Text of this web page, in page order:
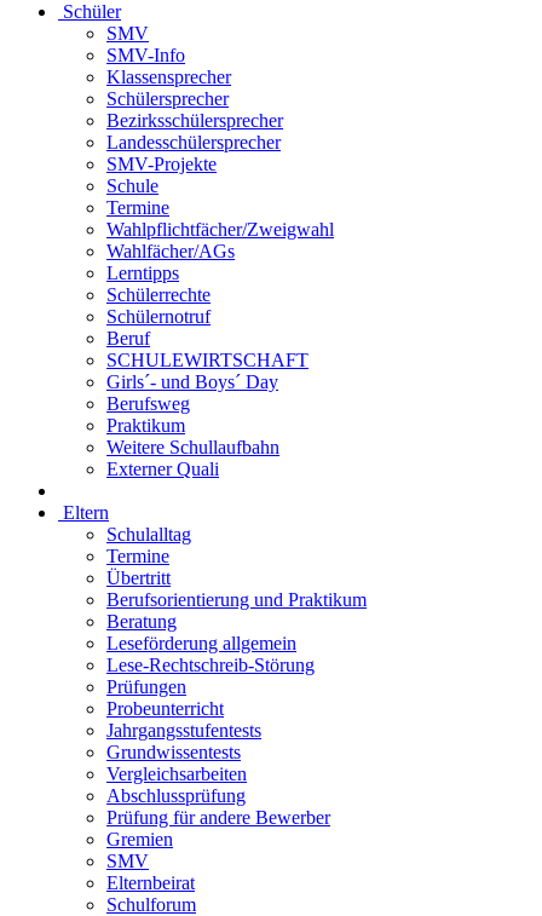
Schüler
SMV
SMV-Info
Klassensprecher
Schülersprecher
Bezirksschülersprecher
Landesschülersprecher
SMV-Projekte
Schule
Termine
Wahlpflichtfächer/Zweigwahl
Wahlfächer/AGs
Lerntipps
Schülerrechte
Schülernotruf
Beruf
SCHULEWIRTSCHAFT
Girls´- und Boys´ Day
Berufsweg
Praktikum
Weitere Schullaufbahn
Externer Quali
Eltern
Schulalltag
Termine
Übertritt
Berufsorientierung und Praktikum
Beratung
Leseförderung allgemein
Lese-Rechtschreib-Störung
Prüfungen
Probeunterricht
Jahrgangsstufentests
Grundwissentests
Vergleichsarbeiten
Abschlussprüfung
Prüfung für andere Bewerber
Gremien
SMV
Elternbeirat
Schulforum